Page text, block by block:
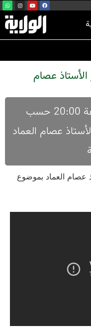
1445 بحضور الأستاذ عصام
برنامج المنجي کل سبت، الساعة 20:00 حسب
عصام العماد
الأستاذ عصام العماد بموضوع